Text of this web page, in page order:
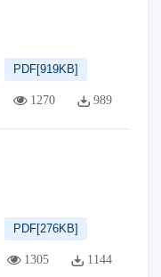
PDF[919KB]
1270 989
PDF[276KB]
1305 1144